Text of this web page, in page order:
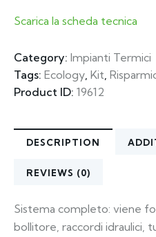
Scarica la scheda tecnica
Category: Impianti Termici
Tags: Ecology, Kit,
Product ID: 19612
DESCRIPTION
REVIEWS (0)
Sistema completo: viene
bollitore, raccordi idraulici,